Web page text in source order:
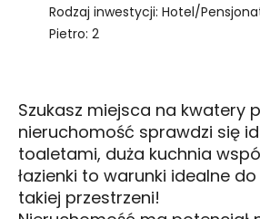
Rodzaj inwestycji: Hotel/
Pietro: 2
Szukasz miejsca na kwatery
nieruchomość sprawdzi się
toaletami, duża kuchnia
łazienki to warunki idealne
takiej przestrzeni!